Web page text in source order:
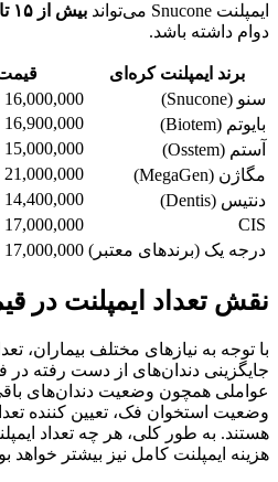
ایمپلنت Snucone می‌تواند بیش از ۱۵ تا ۲۰ سال
دوام داشته باشد.
برند ایمپلنت کره‌ای
سنو (Snucone)
16,000,000 الی 18,000,000
بایوتم (Biotem)
16,900,000
آستم (Osstem)
15,000,000
مگاژن (MegaGen)
21,000,000
دنتیس (Dentis)
14,400,000
CIS
17,000,000
درجه یک (برندهای معتبر) 17,000,000 الی 22,000,000
نقش تعداد ایمپلنت در
با توجه به نیازهای مختلف بیماران،
جایگزینی دندان‌های از دست رفته در
عواملی همچون وضعیت دندان‌های
وضعیت استخوان فک، تعیین کننده
هستند. به طور کلی، هر چه تعداد
هزینه ایمپلنت کامل نیز بیشتر خواهد